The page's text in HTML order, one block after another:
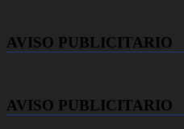
AVISO PUBLICITARIO
AVISO PUBLICITARIO